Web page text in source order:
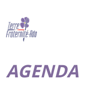
AGENDA